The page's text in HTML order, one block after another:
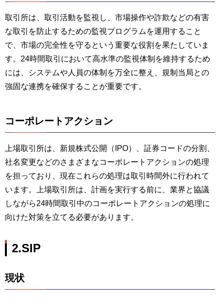
取引所は、取引活動を監視し、市場操作や詐欺などの有害
な取引を防止するための監視プログラムを運用すること
で、市場の完全性を守るという重要な役割を果たしていま
す。24時間取引において高水準の監視体制を維持するため
には、システムや人員の体制を万全に整え、規制当局との
強固な連携を確保することが重要です。
コーポレートアクション
上場取引所は、新規株式公開（IPO）、証券コードの分割、
社名変更などのさまざまなコーポレートアクションの処理
を担っており、現在これらの処理は取引時間外に行われて
います。上場取引所は、計画を実行する前に、業界と協議
しながら24時間取引中のコーポレートアクションの処理に
向けた対策を立てる必要があります。
2.SIP
現状